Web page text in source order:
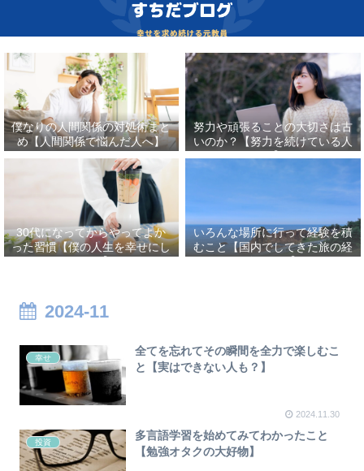
僕なりの人間関係の対処術まと
め【人間関係で悩んだ人へ】
努力や頑張ることの大切さは古
いのか？【努力を続けている人
へ】
30代になってからやってよか
った習慣【僕の人生を幸せにし
たこと】
いろんな場所に行って経験を積
むこと【国内でしてきた旅の経
験まとめ】
2024-11
幸せ
全てを忘れてその瞬間を全力で楽しむこ
と【実はできない人も？】
2024.11.30
投資
多言語学習を始めてみてわかったこと
【勉強オタクの大好物】